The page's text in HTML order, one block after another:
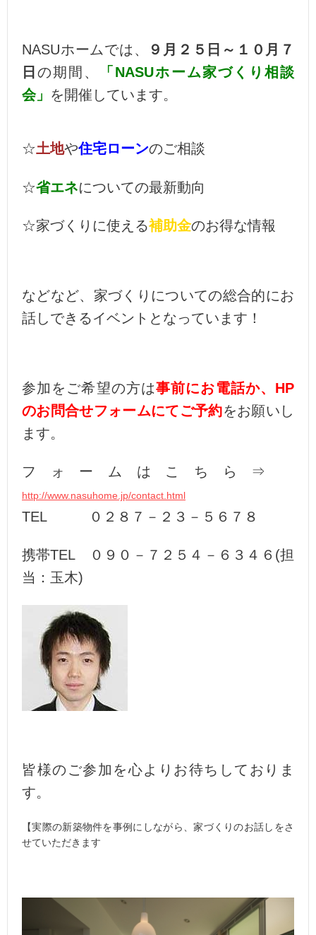
NASUホームでは、
９月２５日～１０月７
日の期間、
「NASUホーム家づくり相談
会」 を開催しています。
☆土地や住宅ローンのご相談
☆省エネについての最新動向
☆家づくりに使える補助金のお得な情報
などなど、家づくりについての総合的にお
話しできるイベントとなっています！
参加をご希望の方は事前にお電話か、HP
のお問合せフォームにてご予約をお願いし
ます。
フォームはこちら⇒
http://www.nasuhome.jp/contact.html
TEL ０２８７－２３－５６７８
携帯TEL ０９０－７２５４－６３４６(担
当：玉木)
皆様のご参加を心よりお待ちしておりま
す。
【実際の新築物件を事例にしながら、家づくりのお話しをさ
せていただきます